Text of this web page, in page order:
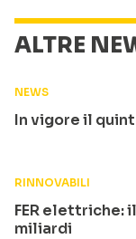
ALTRE
NEWS
In vigore il
RINNOVABILI
FER elettriche:
miliardi